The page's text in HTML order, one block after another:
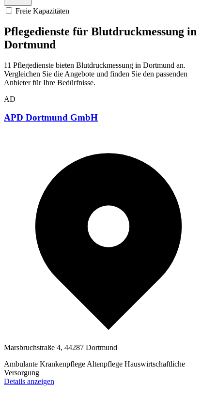
Freie Kapazitäten
Pflegedienste für Blutdruckmessung in
Dortmund
11 Pflegedienste bieten Blutdruckmessung in Dortmund an.
Vergleichen Sie die Angebote und finden Sie den passenden
Anbieter für Ihre Bedürfnisse.
AD
APD Dortmund GmbH
Marsbruchstraße 4, 44287 Dortmund
Ambulante Krankenpflege Altenpflege Hauswirtschaftliche
Versorgung
Details anzeigen